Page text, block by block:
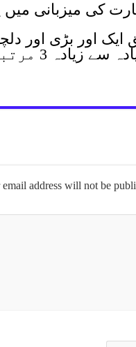
میں یو اے ای میں 9
ایک اور بڑی اور
address will not be